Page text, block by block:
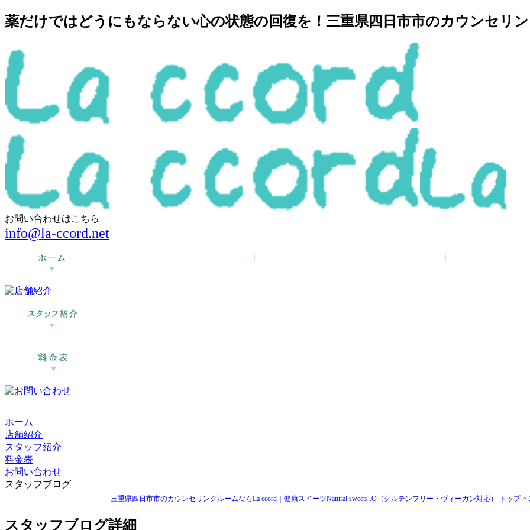
薬だけではどうにもならない心の状態の回復を！三重県四日市市のカウンセリ
お問い合わせはこちら
info@la-ccord.net
ホーム
店舗紹介
スタッフ紹介
料金表
お問い合わせ
スタッフブログ
三重県四日市市のカウンセリングルームならLa ccord｜健康スイーツNatural sweets .O（グルテンフリー・ヴィーガン対応） トップ >
スタッフブログ詳細